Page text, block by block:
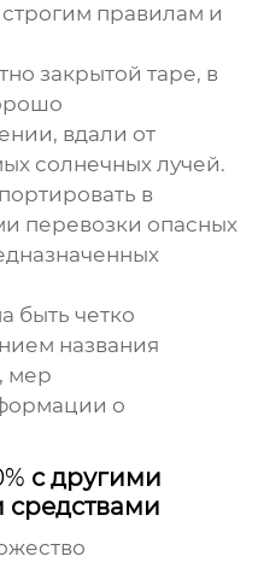
правилам и
закрытой таре, в
вдали от
солнечных лучей.
в
перевозки опасных
быть четко
названия
мер
о
с другими